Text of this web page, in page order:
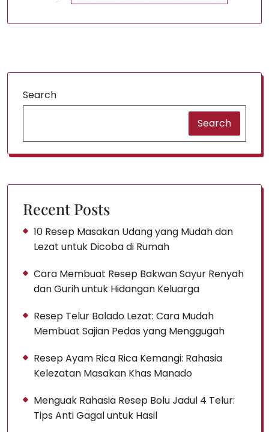
Search
Search
Recent Posts
10 Resep Masakan Udang yang Mudah dan
Lezat untuk Dicoba di Rumah
Cara Membuat Resep Bakwan Sayur Renyah
dan Gurih untuk Hidangan Keluarga
Resep Telur Balado Lezat: Cara Mudah
Membuat Sajian Pedas yang Menggugah
Resep Ayam Rica Rica Kemangi: Rahasia
Kelezatan Masakan Khas Manado
Menguak Rahasia Resep Bolu Jadul 4 Telur:
Tips Anti Gagal untuk Hasil